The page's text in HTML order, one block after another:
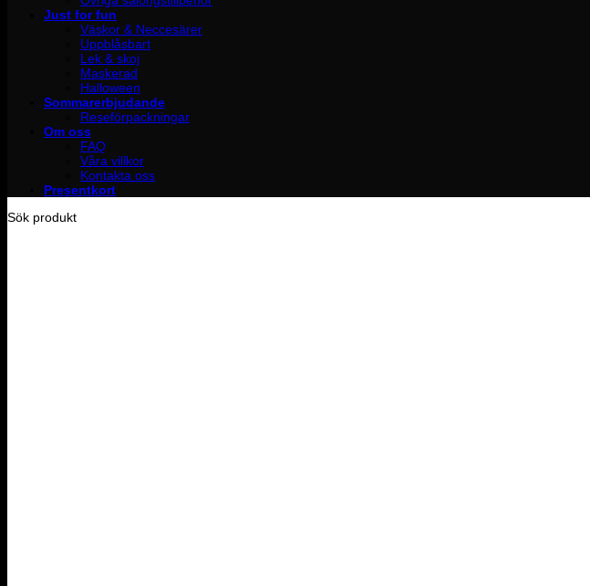
Just for fun
Väskor & Neccesärer
Uppblåsbart
Lek & skoj
Maskerad
Halloween
Sommarerbjudande
Reseförpackningar
Om oss
FAQ
Våra villkor
Kontakta oss
Presentkort
Sök produkt